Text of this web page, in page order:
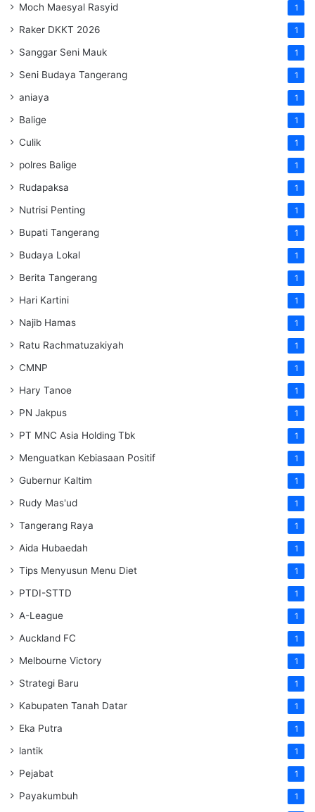
Moch Maesyal Rasyid 1
Raker DKKT 2026 1
Sanggar Seni Mauk 1
Seni Budaya Tangerang 1
aniaya 1
Balige 1
Culik 1
polres Balige 1
Rudapaksa 1
Nutrisi Penting 1
Bupati Tangerang 1
Budaya Lokal 1
Berita Tangerang 1
Hari Kartini 1
Najib Hamas 1
Ratu Rachmatuzakiyah 1
CMNP 1
Hary Tanoe 1
PN Jakpus 1
PT MNC Asia Holding Tbk 1
Menguatkan Kebiasaan Positif 1
Gubernur Kaltim 1
Rudy Mas'ud 1
Tangerang Raya 1
Aida Hubaedah 1
Tips Menyusun Menu Diet 1
PTDI-STTD 1
A-League 1
Auckland FC 1
Melbourne Victory 1
Strategi Baru 1
Kabupaten Tanah Datar 1
Eka Putra 1
lantik 1
Pejabat 1
Payakumbuh 1